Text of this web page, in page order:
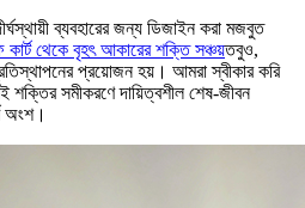
ব্যবহারের জন্য ডিজাইন করা মজবুত
থেকে বৃহৎ আকারের শক্তি সঞ্চয়তবুও,
প্রয়োজন হয়। আমরা স্বীকার করি
শক্তির সমীকরণে দায়িত্বশীল শেষ-জীবন
অংশ।